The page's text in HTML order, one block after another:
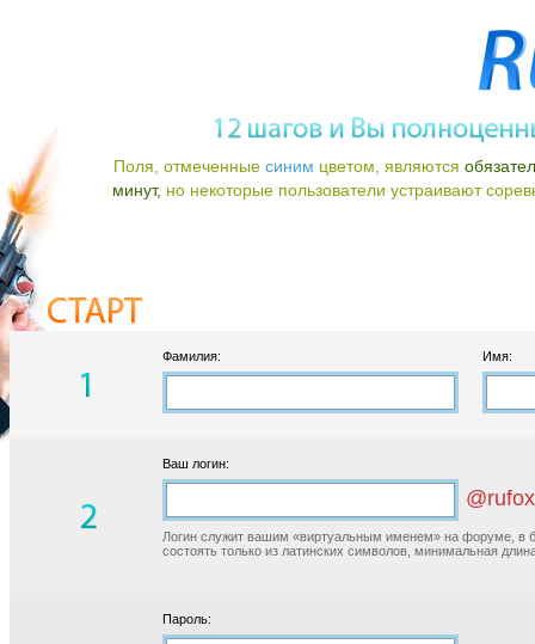
Поля, отмеченные синим цветом, являются
минут, но некоторые пользователи устраивают
Фамилия: Имя:
Ваш логин:
Логин служит вашим «виртуальным именем» на форуме, в
состоять только из латинских символов, минимальная
Пароль: